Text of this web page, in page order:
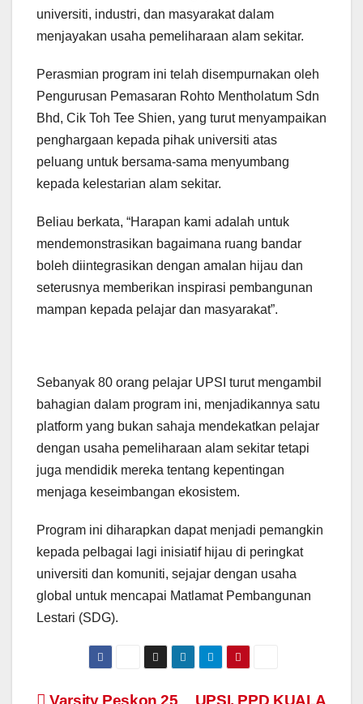
universiti, industri, dan masyarakat dalam
menjayakan usaha pemeliharaan alam sekitar.
Perasmian program ini telah disempurnakan oleh
Pengurusan Pemasaran Rohto Mentholatum Sdn
Bhd, Cik Toh Tee Shien, yang turut menyampaikan
penghargaan kepada pihak universiti atas
peluang untuk bersama-sama menyumbang
kepada kelestarian alam sekitar.
Beliau berkata, “Harapan kami adalah untuk
mendemonstrasikan bagaimana ruang bandar
boleh diintegrasikan dengan amalan hijau dan
seterusnya memberikan inspirasi pembangunan
mampan kepada pelajar dan masyarakat”.
Sebanyak 80 orang pelajar UPSI turut mengambil
bahagian dalam program ini, menjadikannya satu
platform yang bukan sahaja mendekatkan pelajar
dengan usaha pemeliharaan alam sekitar tetapi
juga mendidik mereka tentang kepentingan
menjaga keseimbangan ekosistem.
Program ini diharapkan dapat menjadi pemangkin
kepada pelbagai lagi inisiatif hijau di peringkat
universiti dan komuniti, sejajar dengan usaha
global untuk mencapai Matlamat Pembangunan
Lestari (SDG).
UPSI, PPD KUALA
Varsity Peskon 25